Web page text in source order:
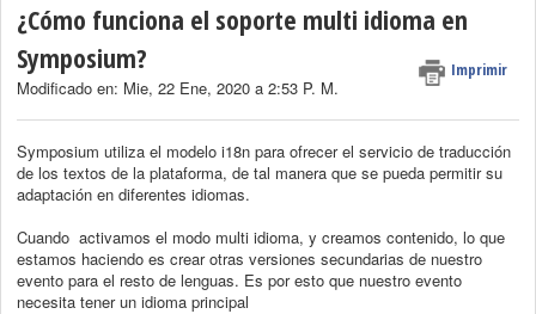
¿Cómo funciona el soporte multi idioma en
Symposium?
Imprimir
Modificado en: Mie, 22 Ene, 2020 a 2:53 P. M.
Symposium utiliza el modelo i18n para ofrecer el servicio de traducción
de los textos de la plataforma, de tal manera que se pueda permitir su
adaptación en diferentes idiomas.
Cuando activamos el modo multi idioma, y creamos contenido, lo que
estamos haciendo es crear otras versiones secundarias de nuestro
evento para el resto de lenguas. Es por esto que nuestro evento
necesita tener un idioma principal